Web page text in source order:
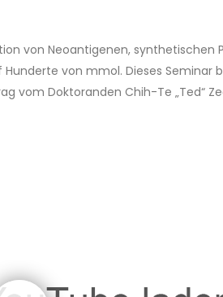
von Neoantigenen, synthetischen
von mmol. Dieses Seminar
vom Doktoranden Chih-Te „Ted“